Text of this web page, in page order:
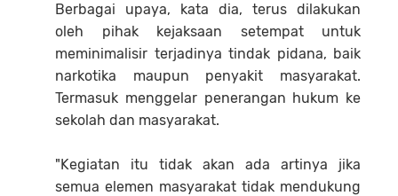
Berbagai upaya, kata dia, terus dilakukan
oleh pihak kejaksaan setempat untuk
meminimalisir terjadinya tindak pidana, baik
narkotika maupun penyakit masyarakat.
Termasuk menggelar penerangan hukum ke
sekolah dan masyarakat.
"Kegiatan itu tidak akan ada artinya jika
semua elemen masyarakat tidak mendukung